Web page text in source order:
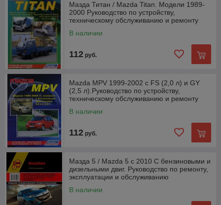
Мазда Титан / Mazda Titan. Модели 1989-
2000 Руководство по устройству,
техническому обслуживанию и ремонту
В наличии
112 руб.
Mazda MPV 1999-2002 с FS (2,0 л) и GY
(2,5 л).Руководство по устройству,
техническому обслуживанию и ремонту
В наличии
112 руб.
Мазда 5 / Mazda 5 с 2010 С бензиновыми и
дизельными двиг. Руководство по ремонту,
эксплуатации и обслуживанию
В наличии